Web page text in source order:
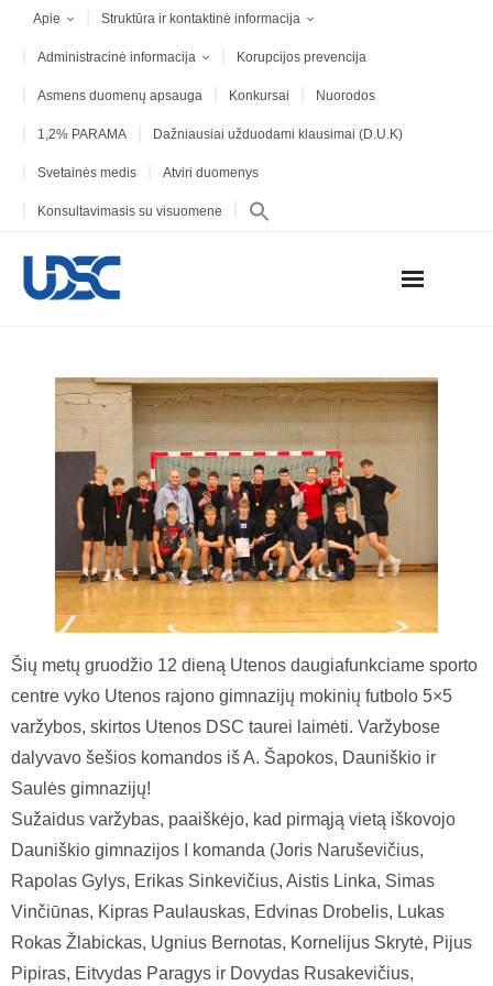
Apie Struktūra ir kontaktinė informacija
Administracinė informacija Korupcijos prevencija
Asmens duomenų apsauga Konkursai Nuorodos
1,2% PARAMA Dažniausiai užduodami klausimai (D.U.K)
Svetainės medis Atviri duomenys
Konsultavimasis su visuomene
Šių metų gruodžio 12 dieną Utenos daugiafunkciame sporto
centre vyko Utenos rajono gimnazijų mokinių futbolo 5×5
varžybos, skirtos Utenos DSC taurei laimėti. Varžybose
dalyvavo šešios komandos iš A. Šapokos, Dauniškio ir
Saulės gimnazijų!
Sužaidus varžybas, paaiškėjo, kad pirmąją vietą iškovojo
Dauniškio gimnazijos I komanda (Joris Naruševičius,
Rapolas Gylys, Erikas Sinkevičius, Aistis Linka, Simas
Vinčiūnas, Kipras Paulauskas, Edvinas Drobelis, Lukas
Rokas Žlabickas, Ugnius Bernotas, Kornelijus Skrytė, Pijus
Pipiras, Eitvydas Paragys ir Dovydas Rusakevičius,